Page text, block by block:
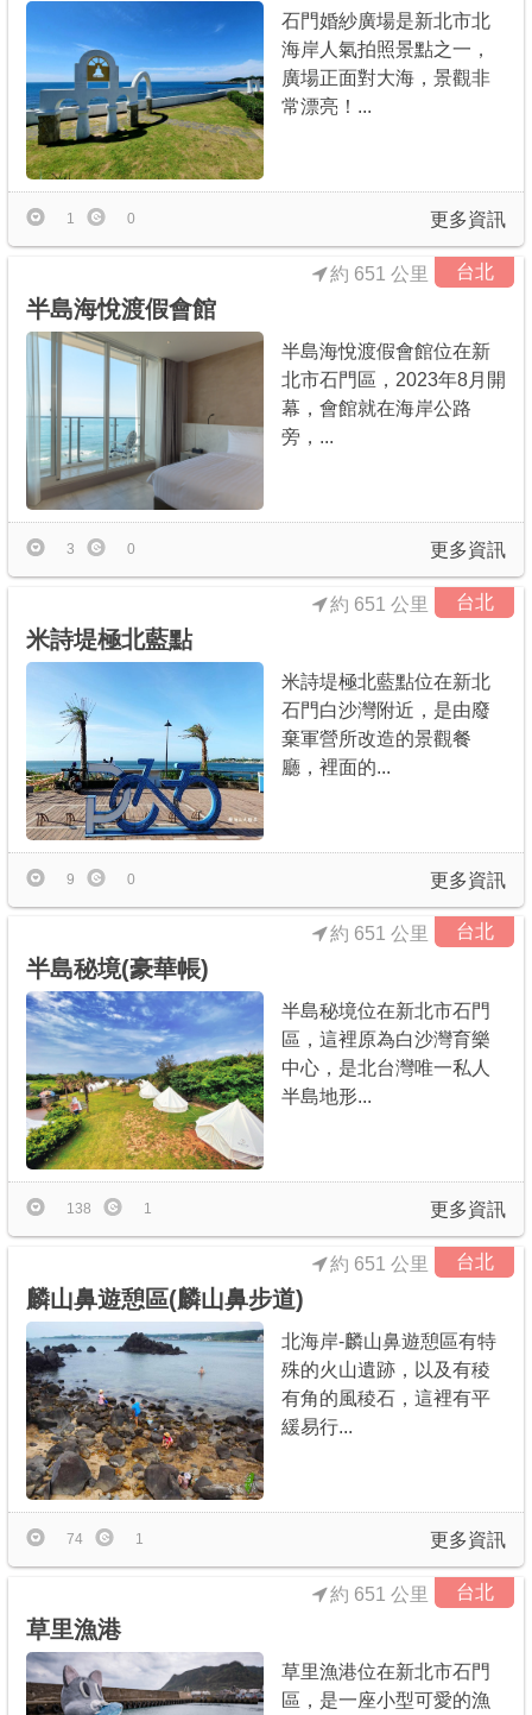
石門婚紗廣場是新北市北
海岸人氣拍照景點之一，
廣場正面對大海，景觀非
常漂亮！...
更多資訊
1 0
台北
約 651 公里
半島海悅渡假會館
半島海悅渡假會館位在新
北市石門區，2023年8月開
幕，會館就在海岸公路
旁，...
更多資訊
3 0
台北
約 651 公里
米詩堤極北藍點
米詩堤極北藍點位在新北
石門白沙灣附近，是由廢
棄軍營所改造的景觀餐
廳，裡面的...
更多資訊
9 0
台北
約 651 公里
半島秘境(豪華帳)
半島秘境位在新北市石門
區，這裡原為白沙灣育樂
中心，是北台灣唯一私人
半島地形...
更多資訊
138 1
台北
約 651 公里
麟山鼻遊憩區(麟山鼻步道)
北海岸-麟山鼻遊憩區有特
殊的火山遺跡，以及有稜
有角的風稜石，這裡有平
緩易行...
更多資訊
74 1
台北
約 651 公里
草里漁港
草里漁港位在新北市石門
區，是一座小型可愛的漁